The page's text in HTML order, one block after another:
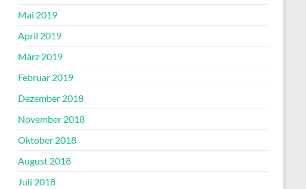
Mai 2019
April 2019
März 2019
Februar 2019
Dezember 2018
November 2018
Oktober 2018
August 2018
Juli 2018